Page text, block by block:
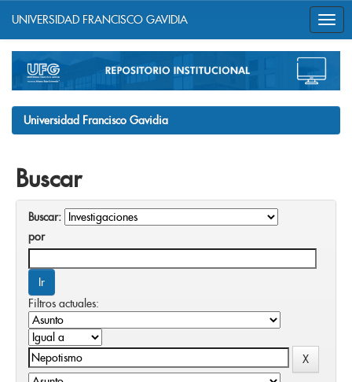
navigation
UNIVERSIDAD FRANCISCO GAVIDIA
Universidad Francisco Gavidia
Buscar
Buscar:
por
Filtros actuales: